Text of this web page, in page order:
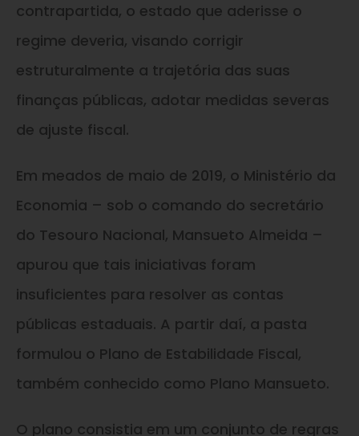
contrapartida, o estado que aderisse o
regime deveria, visando corrigir
estruturalmente a trajetória das suas
finanças públicas, adotar medidas severas
de ajuste fiscal.
Em meados de maio de 2019, o Ministério da
Economia – sob o comando do secretário
do Tesouro Nacional, Mansueto Almeida –
apurou que tais iniciativas foram
insuficientes para resolver as contas
públicas estaduais. A partir daí, a pasta
formulou o Plano de Estabilidade Fiscal,
também conhecido como Plano Mansueto.
O plano consistia em um conjunto de regras